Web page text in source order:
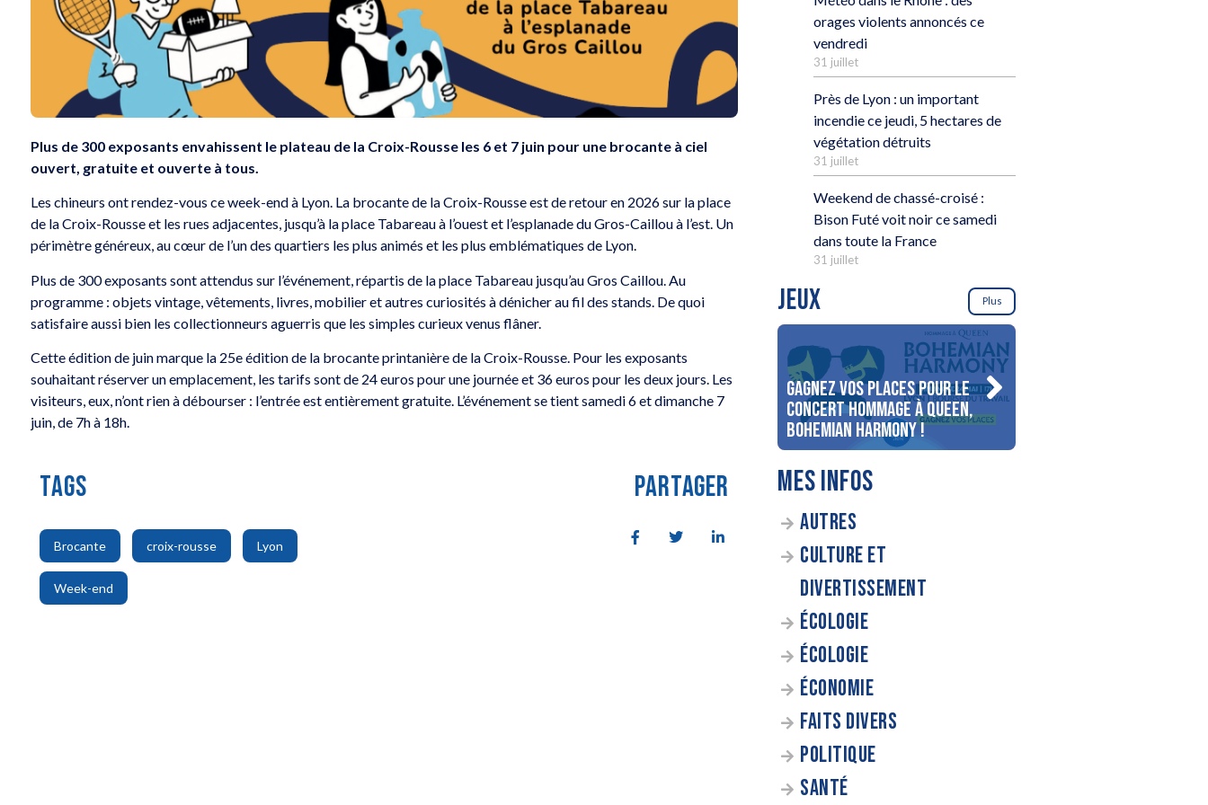
Plus de 300 exposants envahissent le plateau de la Croix-Rousse les 6 et 7 juin pour une brocante à ciel
ouvert, gratuite et ouverte à tous.
Les chineurs ont rendez-vous ce week-end à Lyon. La brocante de la Croix-Rousse est de retour en 2026 sur la place
de la Croix-Rousse et les rues adjacentes, jusqu’à la place Tabareau à l’ouest et l’esplanade du Gros-Caillou à l’est. Un
périmètre généreux, au cœur de l’un des quartiers les plus animés et les plus emblématiques de Lyon.
Plus de 300 exposants sont attendus sur l’événement, répartis de la place Tabareau jusqu’au Gros Caillou. Au
programme : objets vintage, vêtements, livres, mobilier et autres curiosités à dénicher au fil des stands. De quoi
satisfaire aussi bien les collectionneurs aguerris que les simples curieux venus flâner.
Cette édition de juin marque la 25e édition de la brocante printanière de la Croix-Rousse. Pour les exposants
souhaitant réserver un emplacement, les tarifs sont de 24 euros pour une journée et 36 euros pour les deux jours. Les
visiteurs, eux, n’ont rien à débourser : l’entrée est entièrement gratuite. L’événement se tient samedi 6 et dimanche 7
juin, de 7h à 18h.
TAGS
Brocante
,
croix-rousse
,
Lyon
Week-end
PARTAGER
orages violents annoncés ce
vendredi
31 juillet
Près de Lyon : un important
incendie ce jeudi, 5 hectares de
végétation détruits
31 juillet
Weekend de chassé-croisé :
Bison Futé voit noir ce samedi
dans toute la France
31 juillet
JEUX Plus
Gagnez vos places pour le
concert Hommage à Queen,
Bohemian Harmony !
MES INFOS
AUTRES
CULTURE ET
DIVERTISSEMENT
ÉCOLOGIE
ÉCOLOGIE
ÉCONOMIE
FAITS DIVERS
POLITIQUE
SANTÉ